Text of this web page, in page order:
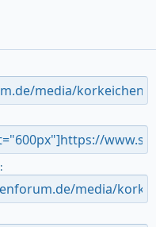
s